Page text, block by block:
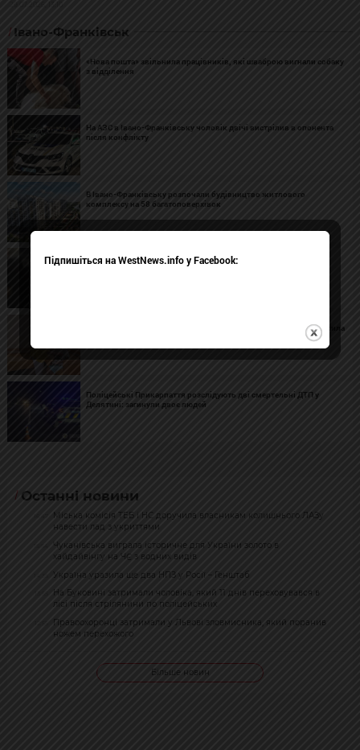
Івано-Франківськ
«Нова пошта» звільнила працівників, які шваброю вигнали собаку
з відділення
На АЗС в Івано-Франківську чоловік двічі вистрілив в опонента
після конфлікту
В Івано-Франківську розпочали будівництво житлового
комплексу на 58 багатоповерхівок
У Франківську п'яний чоловік під час конфлікту погрожував
В Івано-Франківську 78-річна жінка з деменцією десять днів жила
Поліцейські Прикарпаття розслідують дві смертельні ДТП у
Делятині: загинули двоє людей
Останні новини
Міська комісія ТЕБ і НС доручила власникам колишнього ЛАЗу
навести лад з укриттями
Чуканівська виграла історичне для України золото в
хайдайвінгу на ЧЄ з водних видів
Україна уразила ще два НПЗ у Росії – Генштаб
На Буковині затримали чоловіка, який 11 днів переховувався в
лісі після стрілянини по поліцейських
Правоохоронці затримали у Львові зловмисника, який поранив
ножем перехожого
Більше новин
Підпишіться на WestNews.info у Facebook: